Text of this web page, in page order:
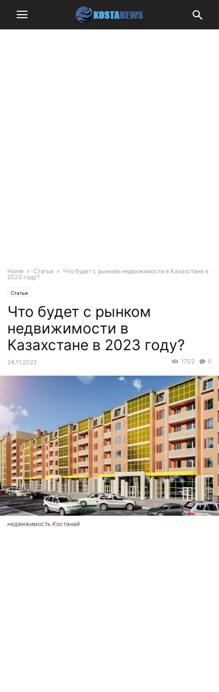
Home Статьи
Что будет с рынком недвижимости в Казахстане в
2023 году?
Статьи
Что будет с рынком
недвижимости в
Казахстане в 2023 году?
24.11.2022 0
1702
недвижимость Костанай